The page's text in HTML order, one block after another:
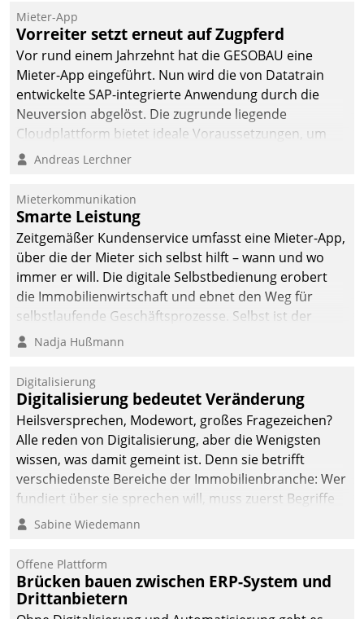
Die monatlichen
Mitteilungen zum
Heizungs- und
Wasserverbrauch gehen
automatisiert, vollständig
und auf Wunsch über
mehrere zuvor
Kommunikationswege bei
Mieter-App
Vorreiter setzt erneut auf Zugpferd
Vor rund einem Jahrzehnt hat die GESOBAU eine
Mieter-App eingeführt. Nun wird die von Datatrain
entwickelte SAP-integrierte Anwendung durch die
Neuversion abgelöst. Die zugrunde liegende
Cloudplattform bietet ideale Voraussetzungen, um
die Funktionalität der App zu erweitern und weitere
integrieren.
Andreas Lerchner
Mieterkommunikation
Smarte Leistung
Zeitgemäßer Kundenservice umfasst eine Mieter-App,
über die der Mieter sich selbst hilft – wann und wo
immer er will. Die digitale Selbstbedienung erobert
die Immobilienwirtschaft und ebnet den Weg für
selbstlaufende Geschäftsprozesse. Selbst ist der
Kunde und smart der Serviceanbieter.
Nadja Hußmann
Digitalisierung
Digitalisierung bedeutet Veränderung
Heilsversprechen, Modewort, großes Fragezeichen?
Alle reden von Digitalisierung, aber die Wenigsten
wissen, was damit gemeint ist. Denn sie betrifft
verschiedenste Bereiche der Immobilienbranche: Wer
fundiert über sie sprechen will, muss zuerst Begriffe
klären. Ein Aspekt ist die betriebliche Optimierung:
Einsparungen durch optimierte und automatisierte
Prozesse. Doch man darf nicht zu viel erwarten: Allein
mit der Einführung einer neuen Software ist es nicht
Sabine Wiedemann
Offene Plattform
Brücken bauen zwischen ERP-System und
Drittanbietern